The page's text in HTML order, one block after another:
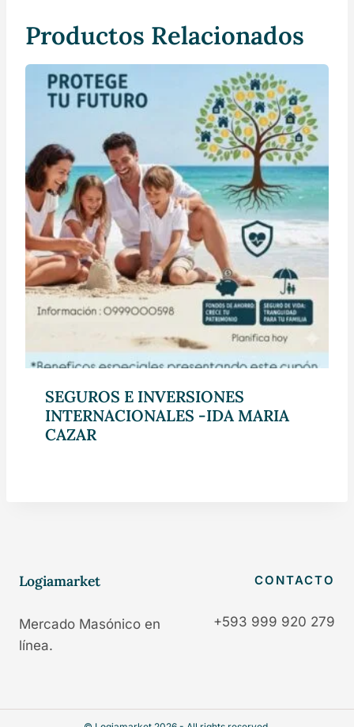
Productos Relacionados
SEGUROS E INVERSIONES
INTERNACIONALES -IDA MARIA
CAZAR
Logiamarket
Mercado Masónico en
línea.
CONTACTO
+593 999 920 279